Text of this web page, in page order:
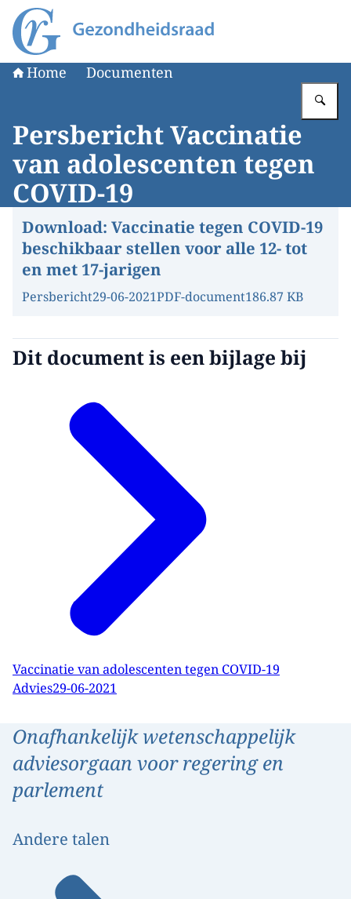
Naar de homepage van Gezondheidsraad
Home Documenten
Persbericht Vaccinatie
van adolescenten tegen
COVID-19
Download: Vaccinatie tegen COVID-19
beschikbaar stellen voor alle 12- tot
en met 17-jarigen
Persbericht29-06-2021PDF-document186.87 KB
Dit document is een bijlage bij
Vaccinatie van adolescenten tegen COVID-19
Advies29-06-2021
Onafhankelijk wetenschappelijk
adviesorgaan voor regering en
parlement
Andere talen